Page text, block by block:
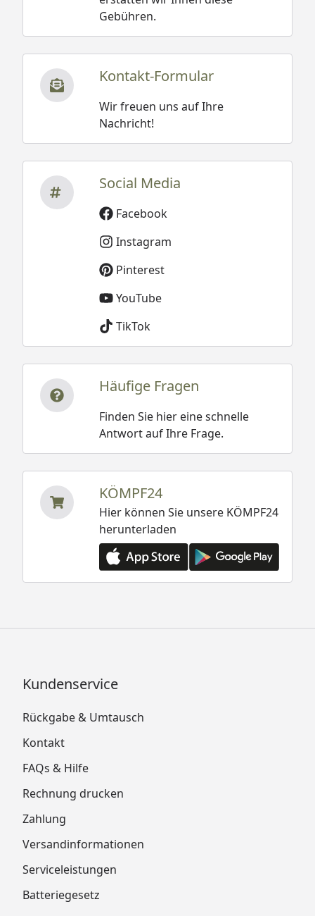
Gebühren.
Kontakt-Formular
Wir freuen uns auf Ihre
Nachricht!
Social Media
Facebook
Instagram
Pinterest
YouTube
TikTok
Häufige Fragen
Finden Sie hier eine schnelle
Antwort auf Ihre Frage.
KÖMPF24
Hier können Sie unsere KÖMPF24
herunterladen
Kundenservice
Rückgabe & Umtausch
Kontakt
FAQs & Hilfe
Rechnung drucken
Zahlung
Versandinformationen
Serviceleistungen
Batteriegesetz